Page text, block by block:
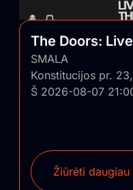
The Doors:
SMALA
Konstitucijos pr.
Š 2026-08-07
Žiūrėti daugiau